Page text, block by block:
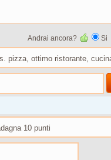
Andrai ancora? Si